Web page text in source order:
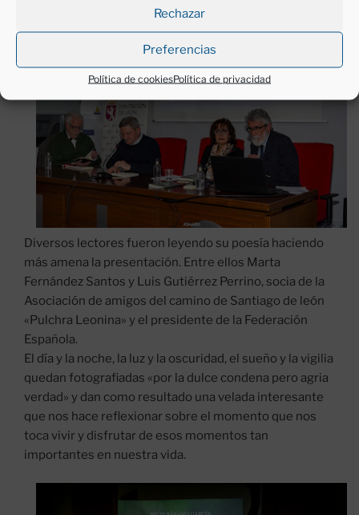
Rechazar
Preferencias
Política de cookiesPolítica de privacidad
Diversos lectores fueron leyendo su poesía haciendo
más amena la presentación. Entre ellos Marta
Fernández Santos y Luis Gutiérrez Perrino, socia de la
Asociación de amigos del camino de Santiago de león
«Pulchra Leonina» y el presidente de la Federación
Española.
El día y la noche, la luz y la oscuridad, el sueño y la vigilia
quedan fotografiadas «por la dulce condena pero agria
verdad» y dan como resultado una velada interesante
que nos hace reflexionar sobre el momento que nos
toca vivir y disfrutar de esos momentos tan
importantes en nuestra vida.